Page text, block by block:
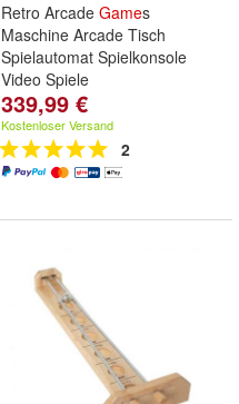
Retro Arcade Games
Maschine Arcade Tisch
Spielautomat Spielkonsole
Video Spiele
339,99 €
Kostenloser Versand
2